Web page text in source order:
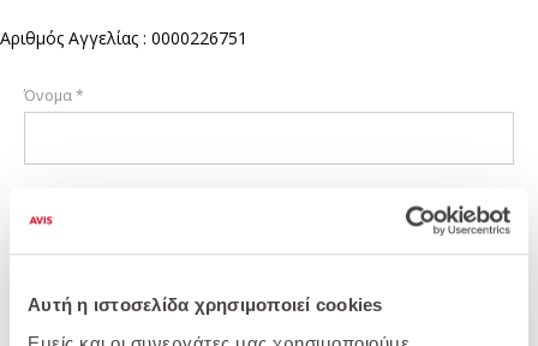
Αυτή η ιστοσελίδα χρησιμοποιεί cookies
Αριθμός Αγγελίας : 0000226751
Όνομα *
Θέμα Επικοινωνίας *